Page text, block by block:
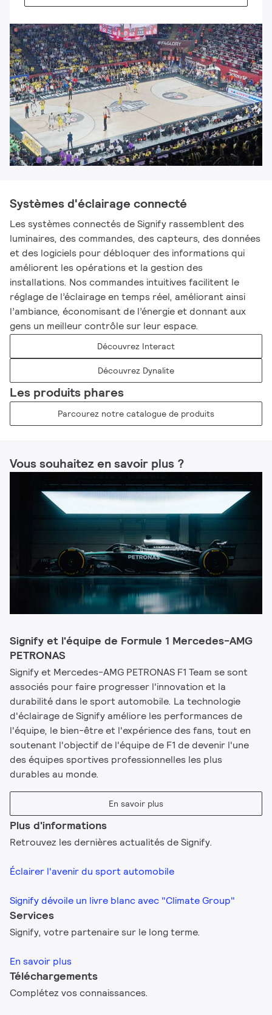
Systèmes d'éclairage connecté
Les systèmes connectés de Signify rassemblent des
luminaires, des commandes, des capteurs, des données
et des logiciels pour débloquer des informations qui
améliorent les opérations et la gestion des
installations. Nos commandes intuitives facilitent le
réglage de l’éclairage en temps réel, améliorant ainsi
l’ambiance, économisant de l’énergie et donnant aux
gens un meilleur contrôle sur leur espace.
Découvrez Interact
Découvrez Dynalite
Les produits phares
Parcourez notre catalogue de produits
Vous souhaitez en savoir plus ?
Signify et l'équipe de Formule 1 Mercedes-AMG
PETRONAS
Signify et Mercedes-AMG PETRONAS F1 Team se sont
associés pour faire progresser l'innovation et la
durabilité dans le sport automobile. La technologie
d'éclairage de Signify améliore les performances de
l'équipe, le bien-être et l'expérience des fans, tout en
soutenant l'objectif de l'équipe de F1 de devenir l'une
des équipes sportives professionnelles les plus
durables au monde.
En savoir plus
Plus d'informations
Retrouvez les dernières actualités de Signify.
Éclairer l'avenir du sport automobile
Signify dévoile un livre blanc avec "Climate Group"
Services
Signify, votre partenaire sur le long terme.
En savoir plus
Téléchargements
Complétez vos connaissances.